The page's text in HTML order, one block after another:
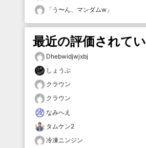
「 う〜ん、マンダムw 」
最近の評価されて
Dhebwidjwjxbj
しょうぶ
クラウン
クラウン
なみへえ
タムケン2
冷凍ニンジン